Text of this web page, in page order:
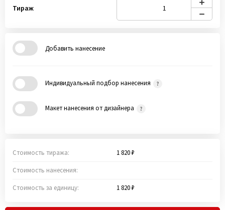
Тираж
Добавить нанесение
Индивидуальный подбор нанесения
Макет нанесения от дизайнера
Стоимость тиража: 1 820 ₽
Стоимость нанесения:
Стоимость за единицу: 1 820 ₽